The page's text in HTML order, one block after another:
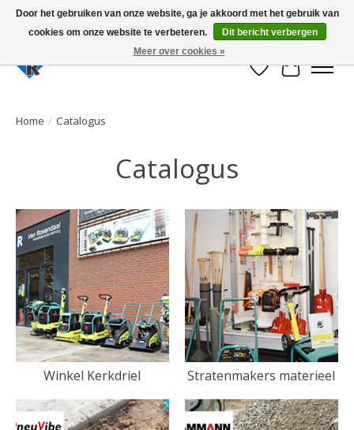
Large selection of products and fast shipping!
Verlanglijst
Home / Catalogus
Catalogus
Winkel Kerkdriel Stratenmakers materieel
Door het gebruiken van onze website, ga je akkoord met het gebruik van
cookies om onze website te verbeteren.
Dit bericht verbergen
Meer over cookies »